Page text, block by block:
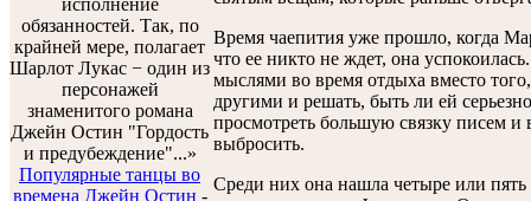
исполнение
обязанностей. Так, по
крайней мере, полагает
Шарлот Лукас − один из
персонажей
знаменитого романа
Джейн Остин "Гордость
и предубеждение"...»
Популярные танцы во
времена Джейн Остин -
Время чаепития уже прошло, когда
что ее никто не ждет, она
мыслями во время отдыха вместо
другими и решать, быть ли ей
просмотреть большую связку писем
выбросить.
Среди них она нашла четыре или